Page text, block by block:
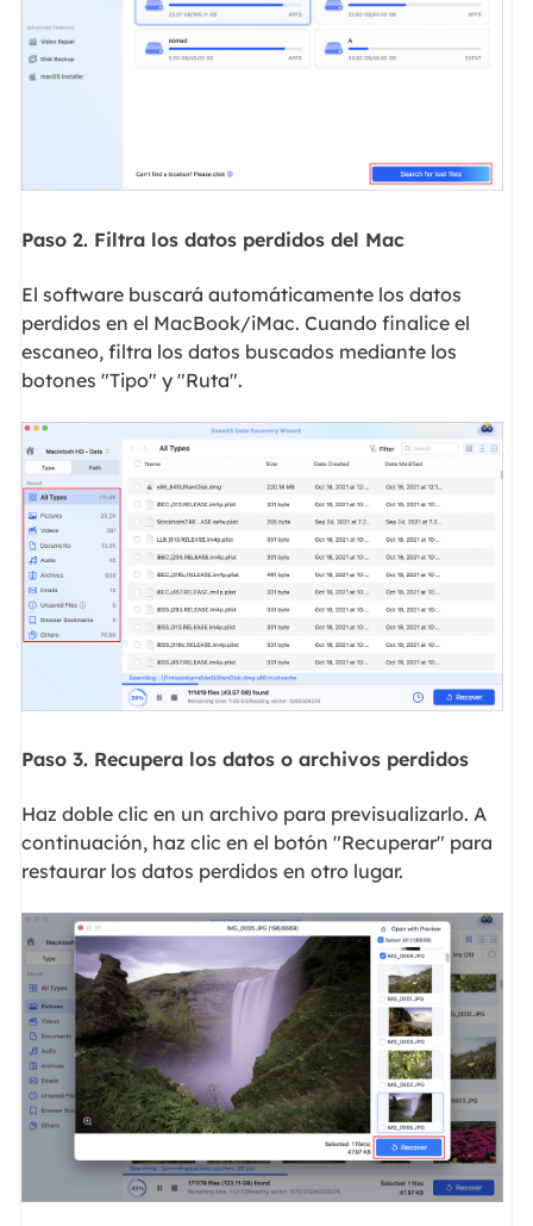
Paso 2. Filtra los datos perdidos del Mac
El software buscará automáticamente los datos
perdidos en el MacBook/iMac. Cuando finalice el
escaneo, filtra los datos buscados mediante los
botones "Tipo" y "Ruta".
Paso 3. Recupera los datos o archivos perdidos
Haz doble clic en un archivo para previsualizarlo. A
continuación, haz clic en el botón "Recuperar" para
restaurar los datos perdidos en otro lugar.